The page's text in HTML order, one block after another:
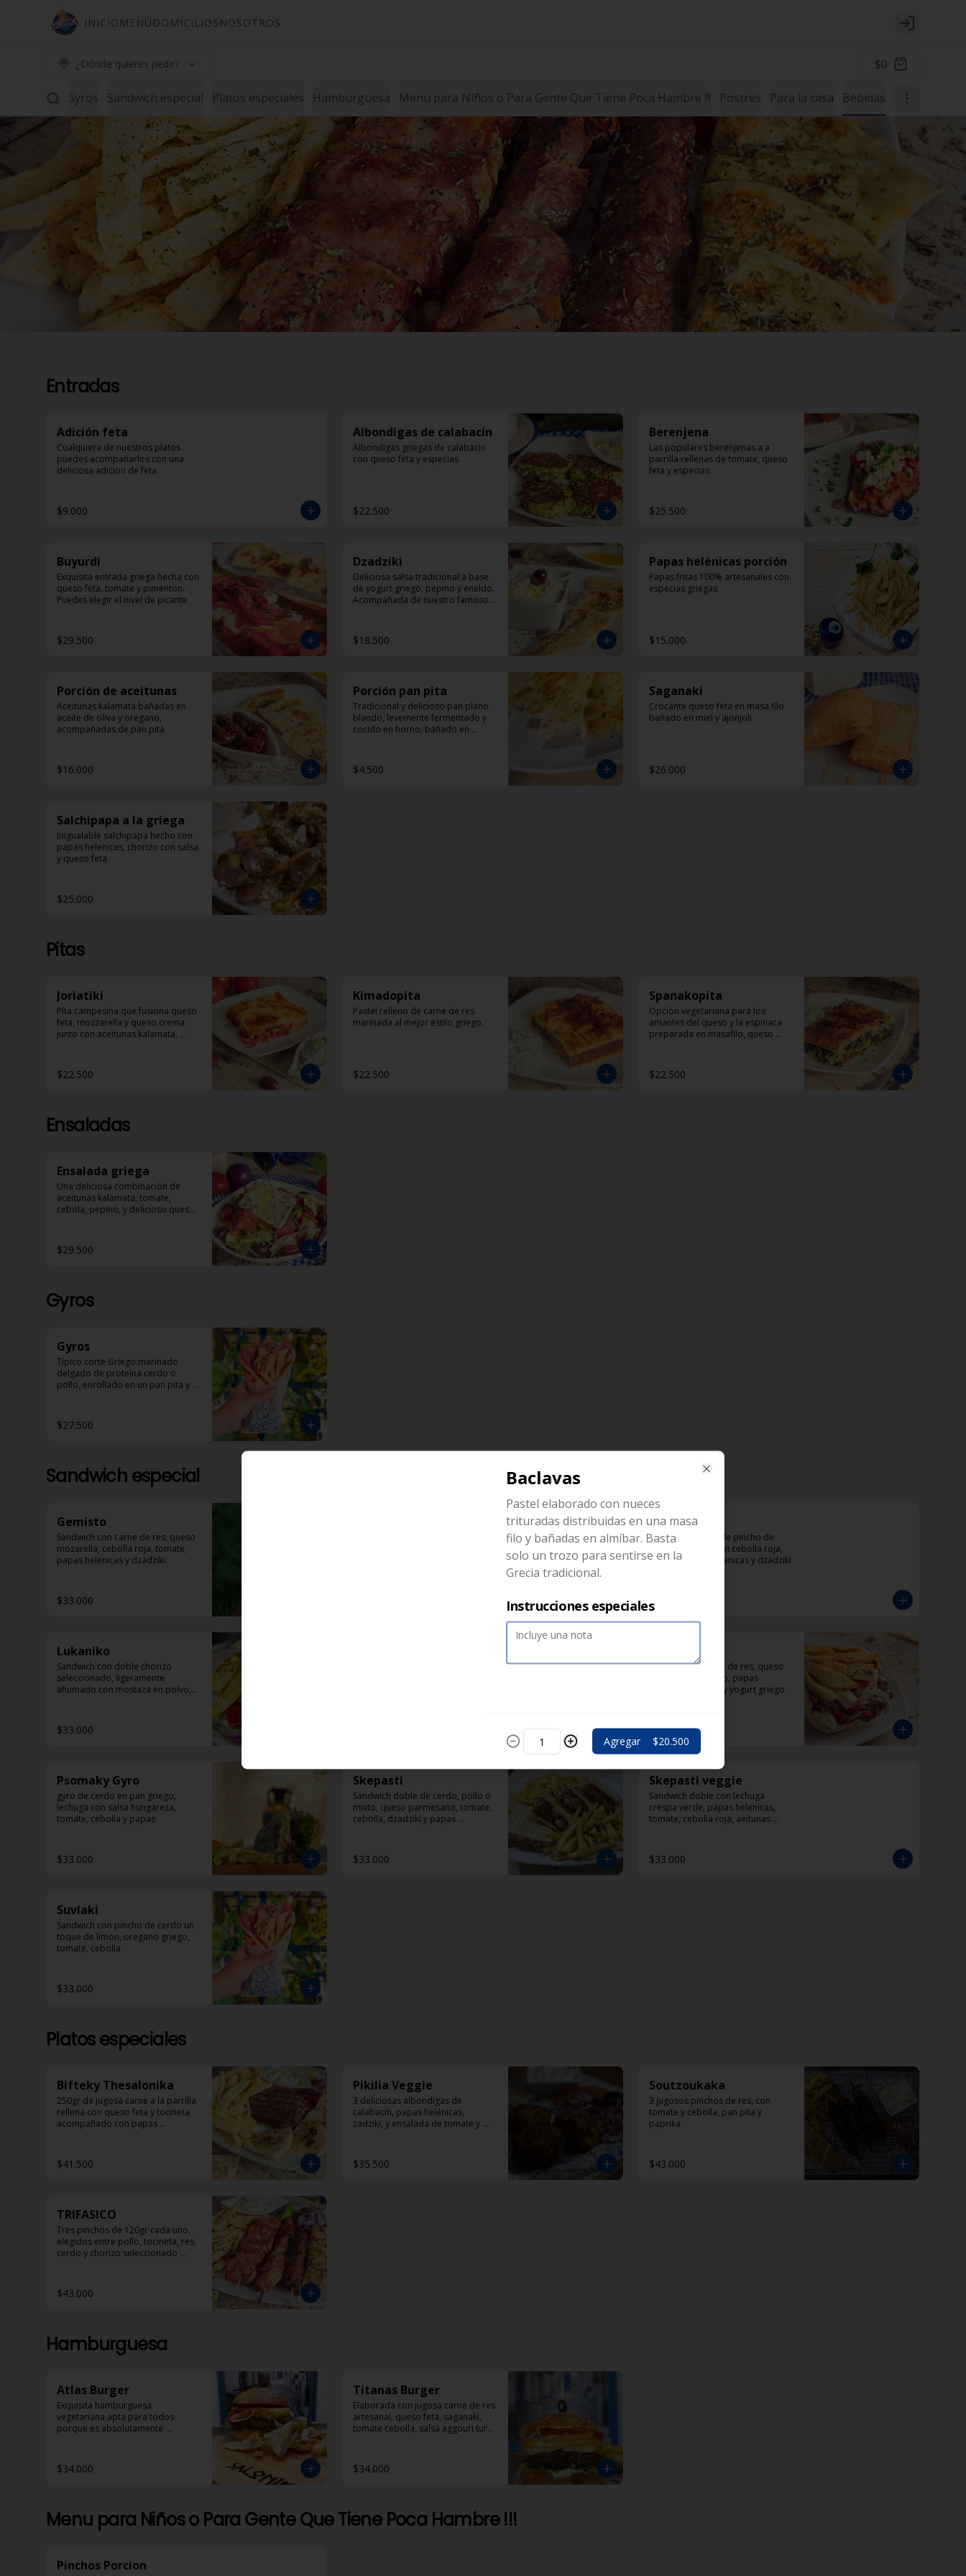
INICIO MENÚ DOMICILIOS NOSOTROS Login
¿Dónde quieres pedir? $0
Ensaladas Gyros Sandwich especial Platos especiales Hamburguesa Menu para Niños o Para Gente Que Tiene Poca Hambre !!! Postres Para la casa Bebidas
Entradas
Adición feta
Cualquiera de nuestros platos
puedes acompañarlos con una
deliciosa adicion de feta
$9.000
Albondigas de calabacín
Albondigas griegas de calabacin
con queso feta y especias
$22.500
Berenjena
Las populares berenjenas a a
parrilla rellenas de tomate, queso
feta y especias.
$25.500
Buyurdi
Exquisita entrada griega hecha con
queso feta, tomate y pimenton.
Puedes elegir el nivel de picante.
$29.500
Dzadziki
Deliciosa salsa tradicional a base
de yogurt griego, pepino y eneldo.
Acompañada de nuestro famoso
$18.500
Papas helénicas porción
Papas fritas 100% artesanales con
especias griegas
$15.000
Porción de aceitunas
Aceitunas kalamata bañadas en
aceite de oliva y oregano,
acompañadas de pan pita.
$16.000
Porción pan pita
Tradicional y delicioso pan plano
blando, levemente fermentado y
cocido en horno, bañado en
$4.500
Saganaki
Crocante queso feta en masa filo
bañado en miel y ajonjoli
$26.000
Salchipapa a la griega
Inigualable salchipapa hecho con
papas helenicas, chorizo con salsa
y queso feta
$25.000
Pitas
Joriatiki
Pita campesina que fusiona queso
feta, mozzarella y queso crema
junto con aceitunas kalamata,
Dzadziki
$22.500
Kimadopita
Pastel relleno de carne de res
marinada al mejor estilo griego.
$22.500
Spanakopita
Opción vegetariana para los
amantes del queso y la espinaca
preparada en masafilo, queso
Dzadziki.
$22.500
Ensaladas
Ensalada griega
Una deliciosa combinación de
aceitunas kalamata, tomate,
cebola, pepino, y delicioso queso
$29.500
Gyros
Gyros
Típico corte Griego marinado
delgado de proteína cerdo o
pollo, enrollado en un pan pita y
$27.500
Sandwich especial
Gemisto
Sandwich con carne de res, queso
mozarella, cebolla roja, tomate,
papas helenicas y dzadziki.
$33.000
KotoBeikon
Sandwich con doble pincho de
pollo y tocineta con cebolla roja,
tomate, papas helenicas y dzadziki
$33.000
Lukaniko
Sandwich con doble chorizo
seleccionado, ligeramente
ahumado con mostaza en polvo,
$33.000
Sandwich de carne de res, queso
feta, pimentón rojo, papas
helenicas, tomate y yogurt griego
$33.000
Psomaky Gyro
gyro de cerdo en pan griego,
lechuga con salsa hungareza,
tomate, cebolla y papas
$33.000
Skepasti
Sandwich doble de cerdo, pollo o
mixto, queso parmesano, tomate,
cebolla, dzadziki y papas
$33.000
Skepasti veggie
Sandwich doble con lechuga
crespa verde, papas helenicas,
tomate, cebolla roja, aeitunas
$33.000
Suvlaki
Sandwich con pincho de cerdo un
toque de limon, oregano griego,
tomate, cebolla
$33.000
Platos especiales
Bifteky Thesalonika
250gr de jugosa carne a la parrilla
rellena con queso feta y tocineta
acompañado con papas
$41.500
Pikilia Veggie
3 deliciosas albondigas de
calabacín, papas helénicas,
zadziki, y ensalada de tomate y
$35.500
Soutzoukaka
3 jugosos pinchos de res, con
tomate y cebolla, pan pita y
paprika
$43.000
TRIFASICO
Tres pinchos de 120gr cada uno,
elegidos entre pollo, tocineta, res,
cerdo y chorizo seleccionado
$43.000
Hamburguesa
Atlas Burger
Exquisita hamburguesa
vegetariana apta para todos
porque es absolutamente
$34.000
Titanas Burger
Elaborada con jugosa carne de res
artesanal, queso feta, saganaki,
tomate cebolla, salsa aggouri tursi
$34.000
Menu para Niños o Para Gente Que Tiene Poca Hambre !!!
Pinchos Porcion
Baclavas
Pastel elaborado con nueces
trituradas distribuidas en una masa
filo y bañadas en almíbar. Basta
solo un trozo para sentirse en la
Grecia tradicional.
Instrucciones especiales
Agregar $20.500